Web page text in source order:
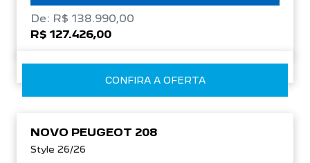
De: R$ 138.990,00
R$ 127.426,00
CONFIRA A OFERTA
NOVO PEUGEOT 208
Style 26/26